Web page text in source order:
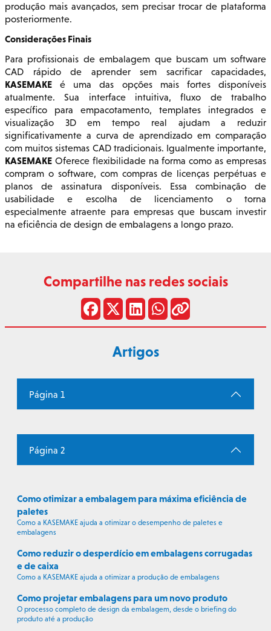
produção mais avançados, sem precisar trocar de plataforma
posteriormente.
Considerações Finais
Para profissionais de embalagem que buscam um software
CAD rápido de aprender sem sacrificar capacidades,
KASEMAKE é uma das opções mais fortes disponíveis
atualmente. Sua interface intuitiva, fluxo de trabalho
específico para empacotamento, templates integrados e
visualização 3D em tempo real ajudam a reduzir
significativamente a curva de aprendizado em comparação
com muitos sistemas CAD tradicionais. Igualmente importante,
KASEMAKE Oferece flexibilidade na forma como as empresas
compram o software, com compras de licenças perpétuas e
planos de assinatura disponíveis. Essa combinação de
usabilidade e escolha de licenciamento o torna
especialmente atraente para empresas que buscam investir
na eficiência de design de embalagens a longo prazo.
Compartilhe nas redes sociais
Artigos
Página 1
Página 2
Como otimizar a embalagem para máxima eficiência de
paletes
Como a KASEMAKE ajuda a otimizar o desempenho de paletes e
embalagens
Como reduzir o desperdício em embalagens corrugadas
e de caixa
Como a KASEMAKE ajuda a otimizar a produção de embalagens
Como projetar embalagens para um novo produto
O processo completo de design da embalagem, desde o briefing do
produto até a produção